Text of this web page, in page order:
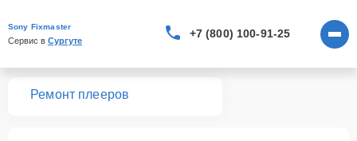
Sony Fixmaster
Сервис в Сургуте
+7 (800) 100-91-25
Ремонт плееров